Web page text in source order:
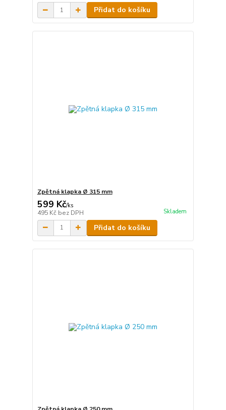
Přidat do košíku
Zpětná klapka Ø 315 mm
599 Kč/ks
495 Kč bez DPH Skladem
Přidat do košíku